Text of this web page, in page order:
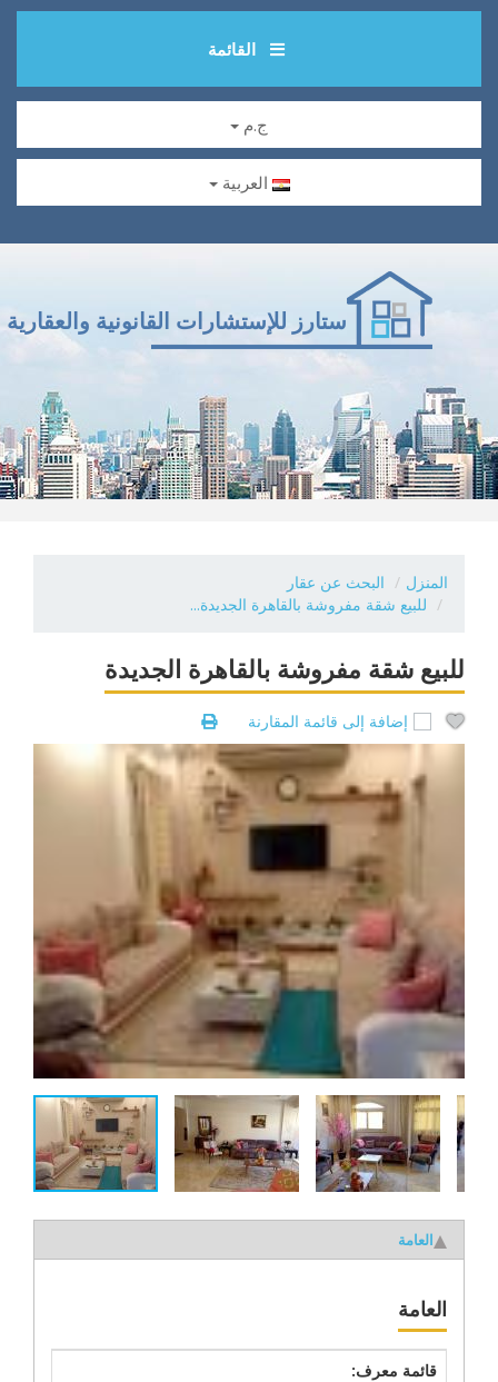
القائمة
ج.م
العربية
ستارز للإستشارات القانونية والعقارية
المنزل
البحث عن عقار
للبيع شقة مفروشة بالقاهرة الجديدة...
للبيع شقة مفروشة بالقاهرة الجديدة
إضافة إلى قائمة المقارنة
العامة
العامة
قائمة معرف: